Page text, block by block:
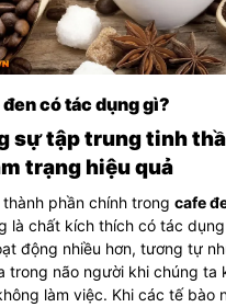
đen có tác dụng gì?
sự tập trung tinh
trạng hiệu quả
phần chính trong cafe
là chất kích thích có tác
động nhiều hơn, tương tự
trong não người khi chúng ta
làm việc. Khi các tế bào